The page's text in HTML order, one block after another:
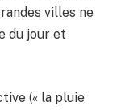
villes ne
du jour et
(« la pluie